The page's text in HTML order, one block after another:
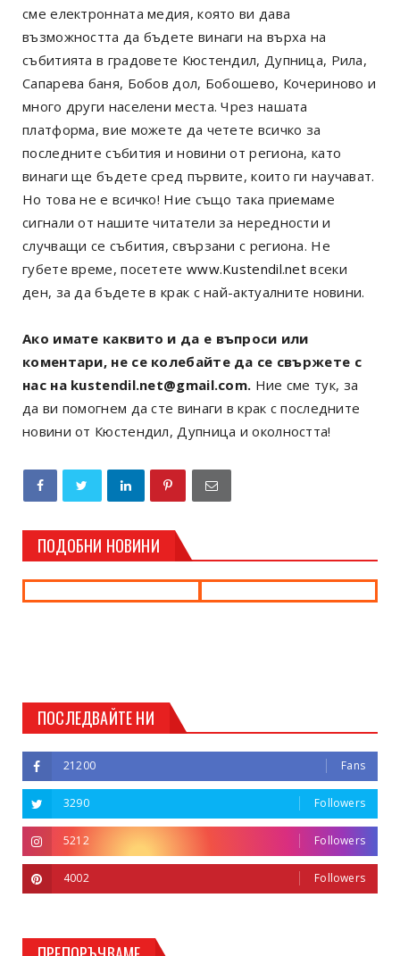
сме електронната медия, която ви дава
възможността да бъдете винаги на върха на
събитията в градовете Кюстендил, Дупница, Рила,
Сапарева баня, Бобов дол, Бобошево, Кочериново и
много други населени места. Чрез нашата
платформа, вие можете да четете всичко за
последните събития и новини от региона, като
винаги ще бъдете сред първите, които ги научават.
Но това не е всичко! Ние също така приемаме
сигнали от нашите читатели за нередности и
случващи се събития, свързани с региона. Не
губете време, посетете www.Kustendil.net всеки
ден, за да бъдете в крак с най-актуалните новини.
Ако имате каквито и да е въпроси или
коментари, не се колебайте да се свържете с
нас на kustendil.net@gmail.com. Ние сме тук, за
да ви помогнем да сте винаги в крак с последните
новини от Кюстендил, Дупница и околността!
ПОДОБНИ НОВИНИ
ПОСЛЕДВАЙТЕ НИ
21200 Fans
3290 Followers
5212 Followers
4002 Followers